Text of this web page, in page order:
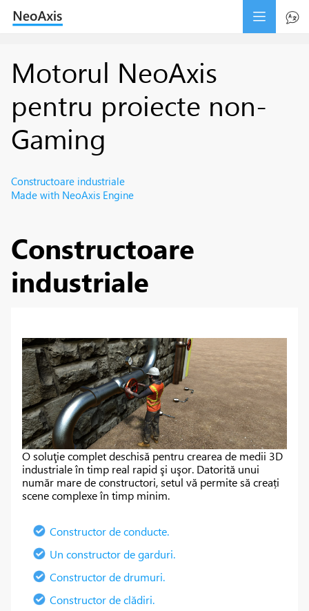
Motorul NeoAxis
pentru proiecte non-
Gaming
Constructoare industriale
Made with NeoAxis Engine
Constructoare
industriale
O soluţie complet deschisă pentru crearea de medii 3D
industriale în timp real rapid şi uşor. Datorită unui
număr mare de constructori, setul vă permite să creați
scene complexe în timp minim.
Constructor de conducte.
Un constructor de garduri.
Constructor de drumuri.
Constructor de clădiri.